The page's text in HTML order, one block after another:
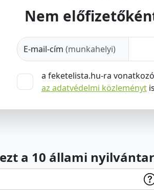
Nem
E-mail-cím (munkahelyi)
a feketelista.hu-ra vonatkozó
az adatvédelmi közleményt
a 10 állami